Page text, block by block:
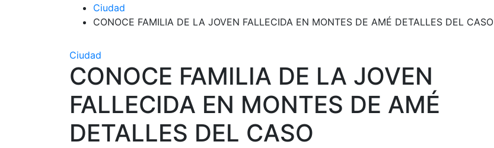
Ciudad
CONOCE FAMILIA DE LA JOVEN FALLECIDA EN MONTES DE AMÉ DETALLES DEL CASO
Ciudad
CONOCE FAMILIA DE LA JOVEN
FALLECIDA EN MONTES DE AMÉ
DETALLES DEL CASO